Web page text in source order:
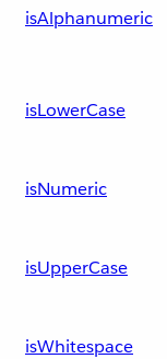
isAlphanumeric
isLowerCase
isNumeric
isUpperCase
isWhitespace